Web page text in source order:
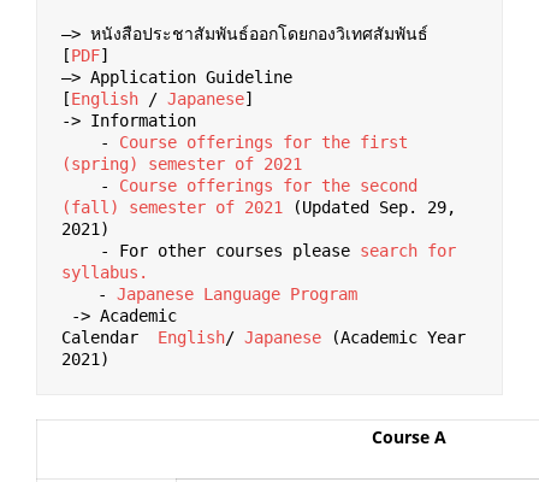
–> หนังสือประชาสัมพันธ์ออกโดยกองวิเทศสัมพันธ์
[PDF]
–> Application Guideline
[English / Japanese]
-> Information
- Course offerings for the first
(spring) semester of 2021
- Course offerings for the second
(fall) semester of 2021 (Updated Sep. 29,
2021)
- For other courses please search for
syllabus.
- Japanese Language Program
-> Academic
Calendar English/ Japanese (Academic Year
2021)
Course A